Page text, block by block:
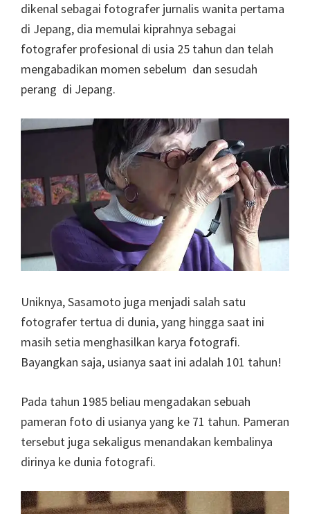
dikenal sebagai fotografer jurnalis wanita pertama
di Jepang, dia memulai kiprahnya sebagai
fotografer profesional di usia 25 tahun dan telah
mengabadikan momen sebelum dan sesudah
perang di Jepang.
Uniknya, Sasamoto juga menjadi salah satu
fotografer tertua di dunia, yang hingga saat ini
masih setia menghasilkan karya fotografi.
Bayangkan saja, usianya saat ini adalah 101 tahun!
Pada tahun 1985 beliau mengadakan sebuah
pameran foto di usianya yang ke 71 tahun. Pameran
tersebut juga sekaligus menandakan kembalinya
dirinya ke dunia fotografi.